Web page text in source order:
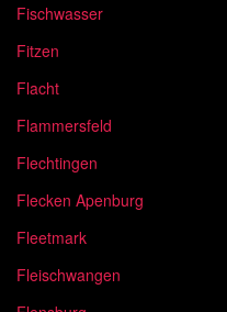
Fischwasser
Fitzen
Flacht
Flammersfeld
Flechtingen
Flecken Apenburg
Fleetmark
Fleischwangen